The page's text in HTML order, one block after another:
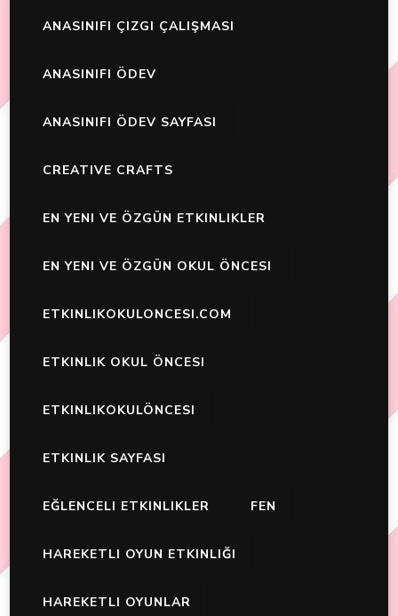
ANASINIFI ÇIZGI ÇALIŞMASI
ANASINIFI ÖDEV
ANASINIFI ÖDEV SAYFASI
CREATIVE CRAFTS
EN YENI VE ÖZGÜN ETKINLIKLER
EN YENI VE ÖZGÜN OKUL ÖNCESI
ETKINLIKOKULONCESI.COM
ETKINLIK OKUL ÖNCESI
ETKINLIKOKULÖNCESI
ETKINLIK SAYFASI
EĞLENCELI ETKINLIKLER FEN
HAREKETLI OYUN ETKINLIĞI
HAREKETLI OYUNLAR